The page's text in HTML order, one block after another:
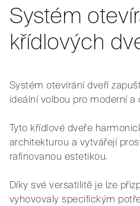
Systém
křídlových
Systém otevírání dveří
ideální volbou pro moderní a
Tyto křídlové dveře
architekturou a vytvářejí
rafinovanou estetikou.
Díky své versatilitě je lze
vyhovovaly specifickým